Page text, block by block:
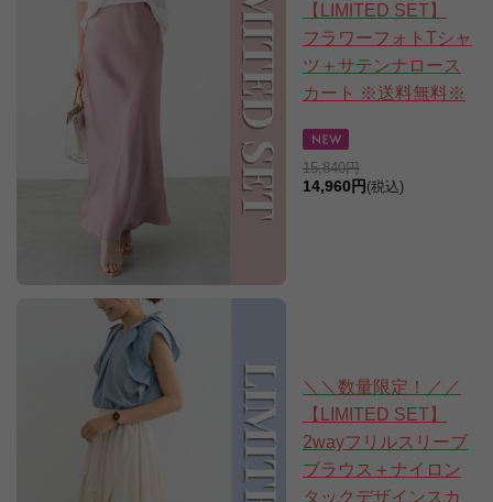
【LIMITED SET】
フラワーフォトTシャ
ツ＋サテンナロース
カート ※送料無料※
15,840円
14,960円 (税込)
＼＼数量限定！／／
【LIMITED SET】
2wayフリルスリーブ
ブラウス＋ナイロン
タックデザインスカ